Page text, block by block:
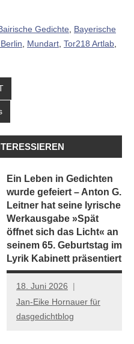
Gedichte
Bayerische
Mundart Tor218 Artlab
Ein Leben in Gedichten
wurde gefeiert – Anton G.
Leitner hat seine lyrische
Werkausgabe »Spät
öffnet sich das Licht« an
seinem 65. Geburtstag im
Lyrik Kabinett präsentiert
18. Juni 2026
Jan-Eike Hornauer für
dasgedichtblog